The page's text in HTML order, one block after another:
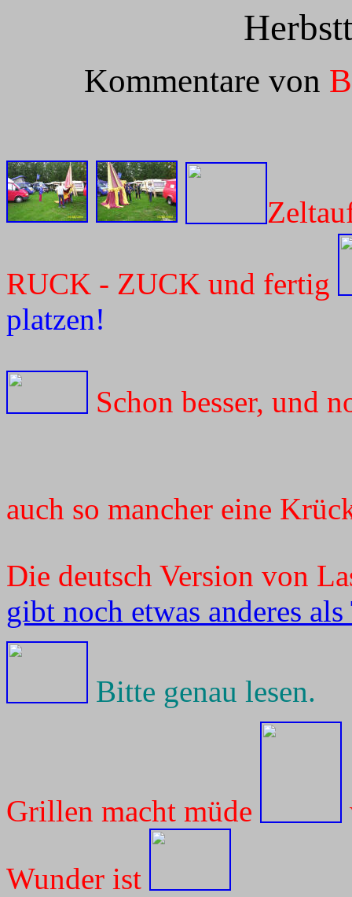
Kommentare von
RUCK - ZUCK und fertig
platzen!
Schon besser, und
auch so mancher eine
Die deutsch Version von
gibt noch etwas anderes
Bitte genau lesen.
Grillen macht müde
Wunder ist